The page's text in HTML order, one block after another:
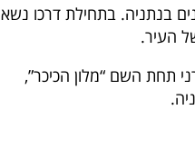
הראשונים בנתניה. בתחילת דרכו נשא
העיר.
תחת השם “מלון הכיכר”,